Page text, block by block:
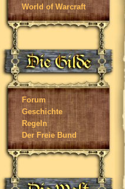
World of Warcraft
Forum
Geschichte
Regeln
Der Freie Bund